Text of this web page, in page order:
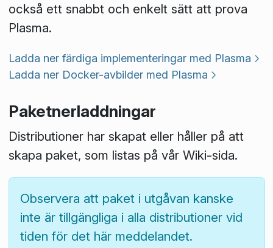
också ett snabbt och enkelt sätt att prova
Plasma.
Ladda ner färdiga implementeringar med Plasma
Ladda ner Docker-avbilder med Plasma
Paketnerladdningar
Distributioner har skapat eller håller på att
skapa paket, som listas på vår Wiki-sida.
Observera att paket i utgåvan kanske
inte är tillgängliga i alla distributioner vid
tiden för det här meddelandet.